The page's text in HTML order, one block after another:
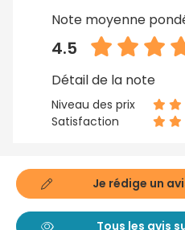
Note moyenne
4.5
Détail de la note
Niveau des prix
Satisfaction
Je rédige un
Tous les avis